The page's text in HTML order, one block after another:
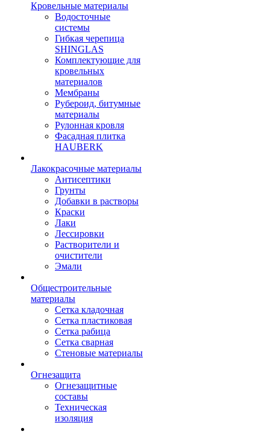
Кровельные материалы
Водосточные
системы
Гибкая черепица
SHINGLAS
Комплектующие для
кровельных
материалов
Мембраны
Рубероид, битумные
материалы
Рулонная кровля
Фасадная плитка
HAUBERK
Лакокрасочные материалы
Антисептики
Грунты
Добавки в растворы
Краски
Лаки
Лессировки
Растворители и
очистители
Эмали
Общестроительные
материалы
Сетка кладочная
Сетка пластиковая
Сетка рабица
Сетка сварная
Стеновые материалы
Огнезащита
Огнезащитные
составы
Техническая
изоляция